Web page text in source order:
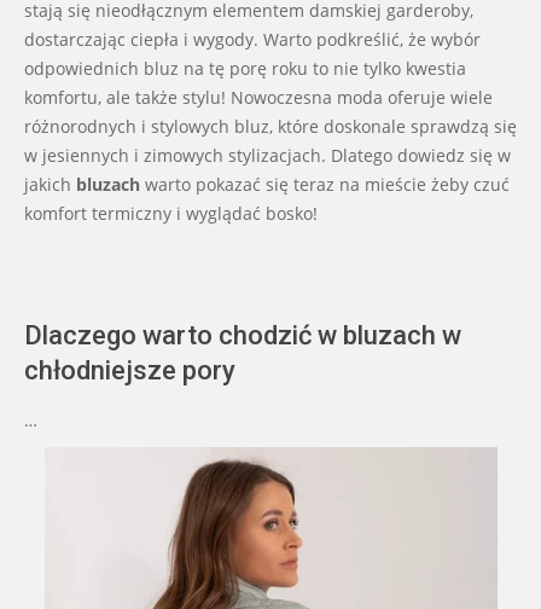
stają się nieodłącznym elementem damskiej garderoby,
dostarczając ciepła i wygody. Warto podkreślić, że wybór
odpowiednich bluz na tę porę roku to nie tylko kwestia
komfortu, ale także stylu! Nowoczesna moda oferuje wiele
różnorodnych i stylowych bluz, które doskonale sprawdzą się
w jesiennych i zimowych stylizacjach. Dlatego dowiedz się w
jakich bluzach warto pokazać się teraz na mieście żeby czuć
komfort termiczny i wyglądać bosko!
Dlaczego warto chodzić w bluzach w
chłodniejsze pory
…